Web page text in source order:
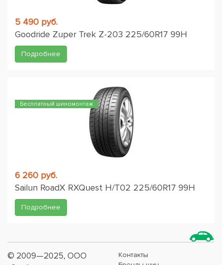
5 490 руб.
Goodride Zuper Trek Z-203 225/60R17 99H
Подробнее
Бесплатный шиномонтаж
6 260 руб.
Sailun RoadX RXQuest H/T02 225/60R17 99H
Подробнее
© 2009—2025, ООО
Контакты